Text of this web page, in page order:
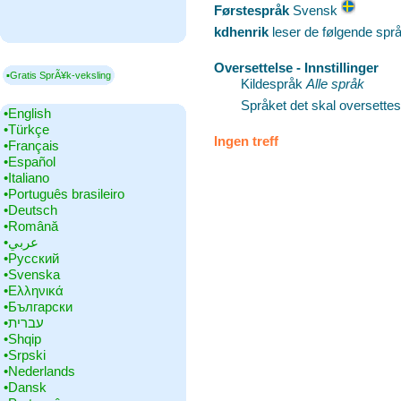
▪Gratis SprÃ¥k-veksling
•‎English
•‎Türkçe
•‎Français
•‎Español
•‎Italiano
•‎Português brasileiro
•‎Deutsch
•‎Română
•‎عربي
•‎Русский
•‎Svenska
•‎Ελληνικά
•‎Български
•‎עברית
•‎Shqip
•‎Srpski
•‎Nederlands
•‎Dansk
Førstespråk ‎Svensk
kdhenrik leser de følgende
Oversettelse - Innstillinger
Kildespråk Alle språk
Språket det skal
Ingen treff